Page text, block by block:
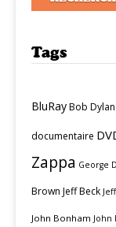
Tags
BluRayBob Dylan
documentaire
Zappa George
Brown Jeff Beck
John Bonham John